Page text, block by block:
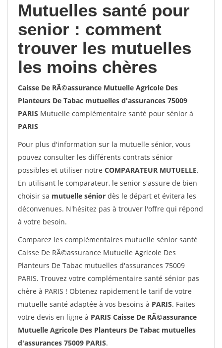
Mutuelles santé pour
senior : comment
trouver les mutuelles
les moins chères
Caisse De RÃ©assurance Mutuelle Agricole Des
Planteurs De Tabac mutuelles d'assurances 75009
PARIS Mutuelle complémentaire santé pour sénior à
PARIS
Pour plus d'information sur la mutuelle sénior, vous
pouvez consulter les différents contrats sénior
possibles et utiliser notre COMPARATEUR MUTUELLE.
En utilisant le comparateur, le senior s'assure de bien
choisir sa mutuelle sénior dès le départ et évitera les
déconvenues. N'hésitez pas à trouver l'offre qui répond
à votre besoin.
Comparez les complémentaires mutuelle sénior santé
Caisse De RÃ©assurance Mutuelle Agricole Des
Planteurs De Tabac mutuelles d'assurances 75009
PARIS. Trouvez votre complémentaire santé sénior pas
chère à PARIS ! Obtenez rapidement le tarif de votre
mutuelle santé adaptée à vos besoins à PARIS. Faites
votre devis en ligne à PARIS Caisse De RÃ©assurance
Mutuelle Agricole Des Planteurs De Tabac mutuelles
d'assurances 75009 PARIS.